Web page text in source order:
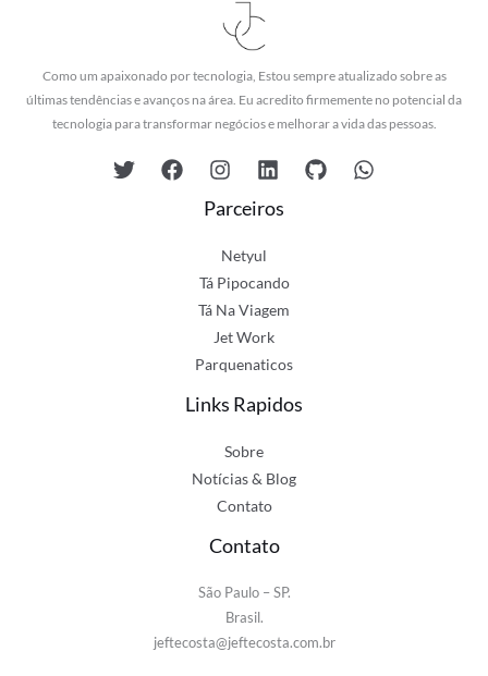
Como um apaixonado por tecnologia, Estou sempre atualizado sobre as
últimas tendências e avanços na área. Eu acredito firmemente no potencial da
tecnologia para transformar negócios e melhorar a vida das pessoas.
Parceiros
Netyul
Tá Pipocando
Tá Na Viagem
Jet Work
Parquenaticos
Links Rapidos
Sobre
Notícias & Blog
Contato
Contato
São Paulo – SP.
Brasil.
jeftecosta@jeftecosta.com.br